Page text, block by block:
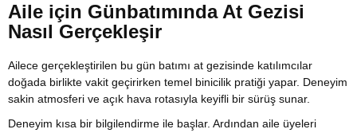
Aile için Günbatımında At Gezisi
Nasıl Gerçekleşir
Ailece gerçekleştirilen bu gün batımı at gezisinde katılımcılar
doğada birlikte vakit geçirirken temel binicilik pratiği yapar. Deneyim
sakin atmosferi ve açık hava rotasıyla keyifli bir sürüş sunar.
Deneyim kısa bir bilgilendirme ile başlar. Ardından aile üyeleri